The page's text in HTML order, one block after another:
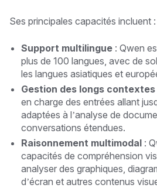
Ses principales capacités incluent :
Support multilingue : Qwen
plus de 100 langues, avec de
les langues asiatiques et
Gestion des longs contextes
en charge des entrées allant
adaptées à l’analyse de
conversations étendues.
Raisonnement multimodal :
capacités de compréhension
analyser des graphiques,
d’écran et autres contenus